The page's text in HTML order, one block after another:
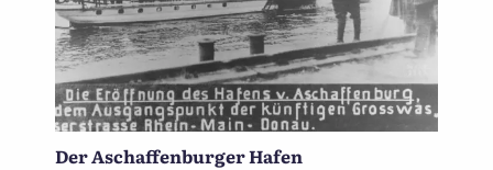
Der Aschaffenburger Hafen